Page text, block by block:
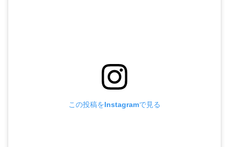
この投稿をInstagramで見る